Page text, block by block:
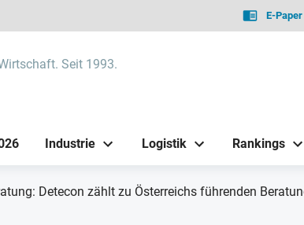
E-Paper
Seit 1993.
Industrie Logistik Rankings
Detecon zählt zu Österreichs führenden